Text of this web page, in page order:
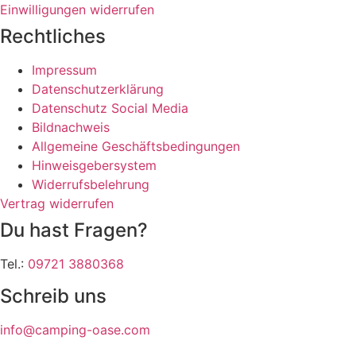
Einwilligungen widerrufen
Rechtliches
Impressum
Datenschutzerklärung
Datenschutz Social Media
Bildnachweis
Allgemeine Geschäftsbedingungen
Hinweisgebersystem
Widerrufsbelehrung
Vertrag widerrufen
Du hast Fragen?
Tel.: 09721 3880368
Schreib uns
info@camping-oase.com